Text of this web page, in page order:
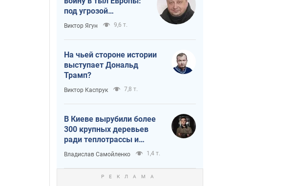
под угрозой
критическая
логистика
Виктор Ягун 9,6 т.
На чьей стороне истории
выступает Дональд
Трамп?
Виктор Каспрук 7,8 т.
В Киеве вырубили более
300 крупных деревьев
ради теплотрассы и
вопреки Генплану
Владислав Самойленко 1,4 т.